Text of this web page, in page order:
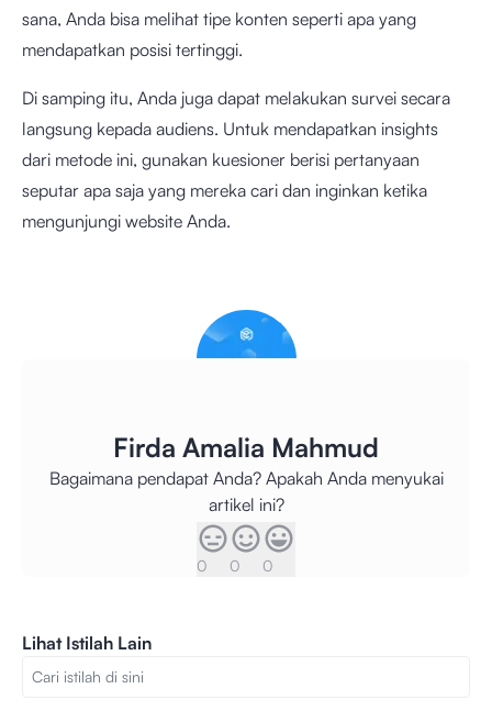
sana, Anda bisa melihat tipe konten seperti apa yang
mendapatkan posisi tertinggi.
Di samping itu, Anda juga dapat melakukan survei secara
langsung kepada audiens. Untuk mendapatkan insights
dari metode ini, gunakan kuesioner berisi pertanyaan
seputar apa saja yang mereka cari dan inginkan ketika
mengunjungi website Anda.
Firda Amalia Mahmud
Bagaimana pendapat Anda? Apakah Anda menyukai
artikel ini?
0 0 0
Lihat Istilah Lain